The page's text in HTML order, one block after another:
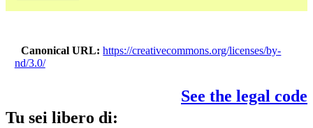
Canonical URL
https://creativecommons.org/licenses/by-
nd/3.0/
See the legal code
Tu sei libero di: